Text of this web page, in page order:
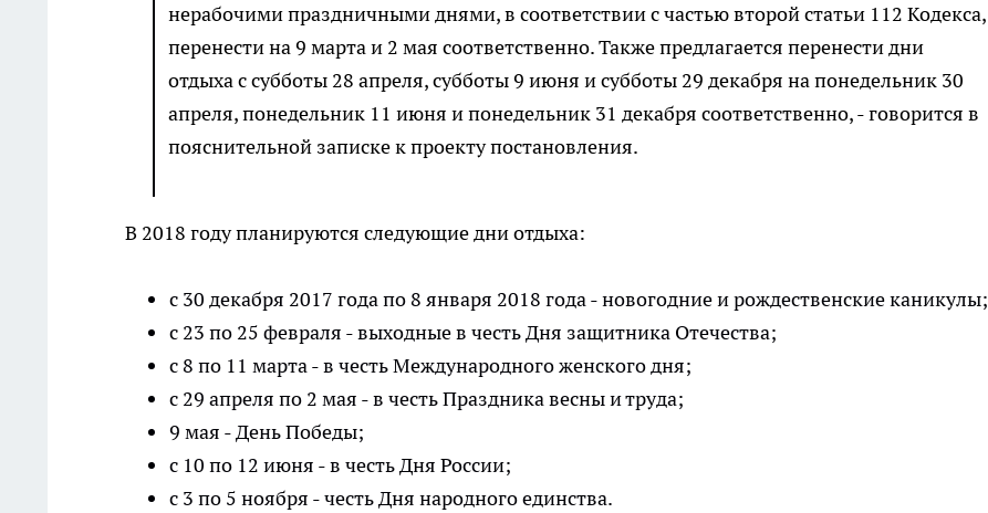
нерабочими праздничными днями, в соответствии с частью второй статьи 112 Кодекса,
перенести на 9 марта и 2 мая соответственно. Также предлагается перенести дни
отдыха с субботы 28 апреля, субботы 9 июня и субботы 29 декабря на понедельник 30
апреля, понедельник 11 июня и понедельник 31 декабря соответственно, - говорится в
пояснительной записке к проекту постановления.
В 2018 году планируются следующие дни отдыха:
с 30 декабря 2017 года по 8 января 2018 года - новогодние и рождественские каникулы;
с 23 по 25 февраля - выходные в честь Дня защитника Отечества;
с 8 по 11 марта - в честь Международного женского дня;
с 29 апреля по 2 мая - в честь Праздника весны и труда;
9 мая - День Победы;
с 10 по 12 июня - в честь Дня России;
с 3 по 5 ноября - честь Дня народного единства.